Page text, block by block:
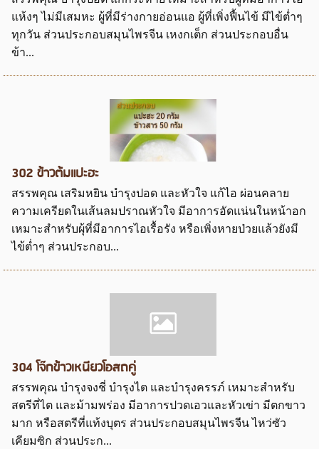
แห้งๆ ไม่มีเสมหะ ผู้ที่มีร่างกายอ่อนแอ ผู้ที่เพิ่งฟื้นไข้ มีไข้ต่ำๆ
ทุกวัน ส่วนประกอบสมุนไพรจีน เหงกเต็ก ส่วนประกอบอื่น
ข้า...
302 ข้าวต้มแปะฮะ
สรรพคุณ เสริมหยิน บำรุงปอด และหัวใจ แก้ไอ ผ่อนคลาย
ความเครียดในเส้นลมปราณหัวใจ มีอาการอัดแน่นในหน้าอก
เหมาะสำหรับผุ้ที่มีอาการไอเรื้อรัง หรือเพิ่งหายป่วยแล้วยังมี
ไข้ต่ำๆ ส่วนประกอบ...
304 โจ๊กข้าวเหนียวโอสถคู่
สรรพคุณ บำรุงจงชี่ บำรุงไต และบำรุงครรภ์ เหมาะสำหรับ
สตรีที่ไต และม้ามพร่อง มีอาการปวดเอวและหัวเข่า มีตกขาว
มาก หรือสตรีที่แท้งบุตร ส่วนประกอบสมุนไพรจีน ไหว่ซัว
เคียมซิก ส่วนประก...